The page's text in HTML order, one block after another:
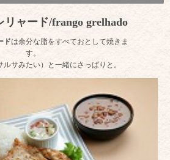
リャード/frango grelhado
ドは余分な脂をすべておとして焼きま
す。
ルサみたい）と一緒にさっぱりと。